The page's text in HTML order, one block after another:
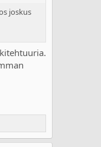
joskus